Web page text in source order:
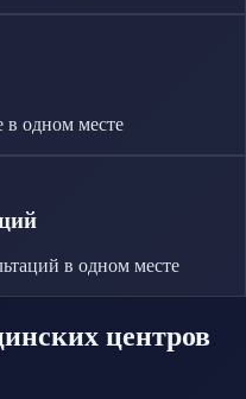
в одном месте
в одном месте
центров